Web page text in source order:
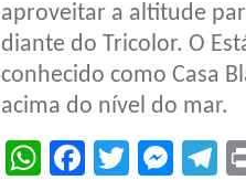
aproveitar a altitude
diante do Tricolor. O
conhecido como Casa
acima do nível do mar.
WhatsApp
Facebook
Twitter